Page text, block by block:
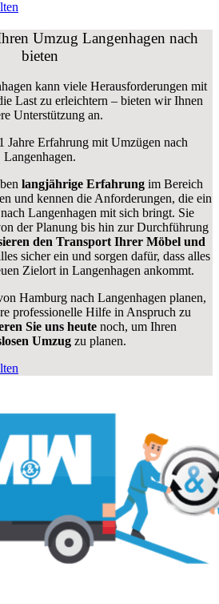
Umzug Langenhagen nach
bieten
kann viele Herausforderungen mit
Last zu erleichtern – bieten wir Ihnen
Unterstützung an.
Jahre Erfahrung mit Umzügen nach
Langenhagen.
langjährige Erfahrungim Bereich
und kennen die Anforderungen, die ein
Langenhagen mit sich bringt. Sie
der Planung bis hin zur Durchführung
den Transport Ihrer Möbel und
sicher ein und sorgen dafür, dass alles
Zielort in Langenhagen ankommt.
Hamburg nach Langenhagen planen,
professionelle Hilfe in Anspruch zu
Sie uns heutenoch, um Ihren
Umzugzu planen.